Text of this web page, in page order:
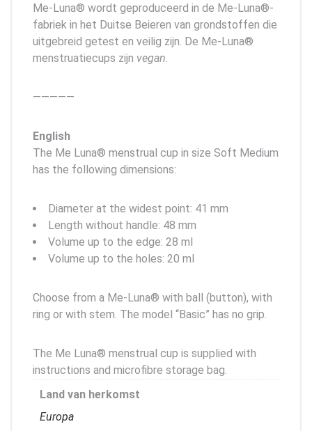
Me-Luna® wordt geproduceerd in de Me-Luna®-
fabriek in het Duitse Beieren van grondstoffen die
uitgebreid getest en veilig zijn. De Me-Luna®
menstruatiecups zijn vegan.
—————
English
The Me Luna® menstrual cup in size Soft Medium
has the following dimensions:
Diameter at the widest point: 41 mm
Length without handle: 48 mm
Volume up to the edge: 28 ml
Volume up to the holes: 20 ml
Choose from a Me-Luna® with ball (button), with
ring or with stem. The model “Basic” has no grip.
The Me Luna® menstrual cup is supplied with
instructions and microfibre storage bag.
Land van herkomst
Europa